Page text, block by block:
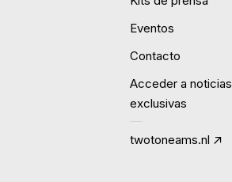
Eventos
Contacto
Acceder a noticias
exclusivas
twotoneams.nl